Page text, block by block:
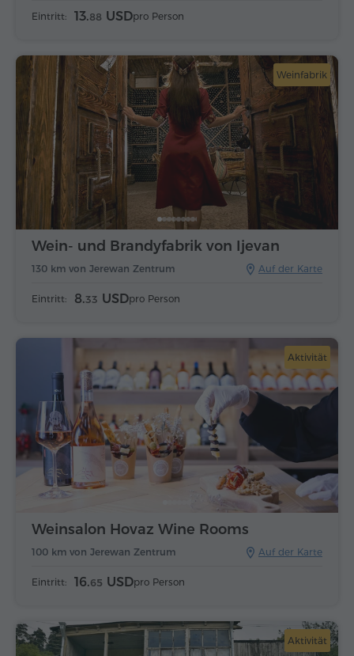
Eintritt: 13.88 USDpro Person
Weinfabrik
Auf der Karte
130 km von Jerewan Zentrum
Wein- und Brandyfabrik von Ijevan
Eintritt: 8.33 USDpro Person
Aktivität
Auf der Karte
100 km von Jerewan Zentrum
Weinsalon Hovaz Wine Rooms
Eintritt: 16.65 USDpro Person
Aktivität